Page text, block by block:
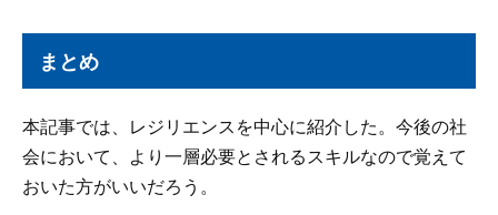
まとめ
本記事では、レジリエンスを中心に紹介した。今後の社
会において、より一層必要とされるスキルなので覚えて
おいた方がいいだろう。